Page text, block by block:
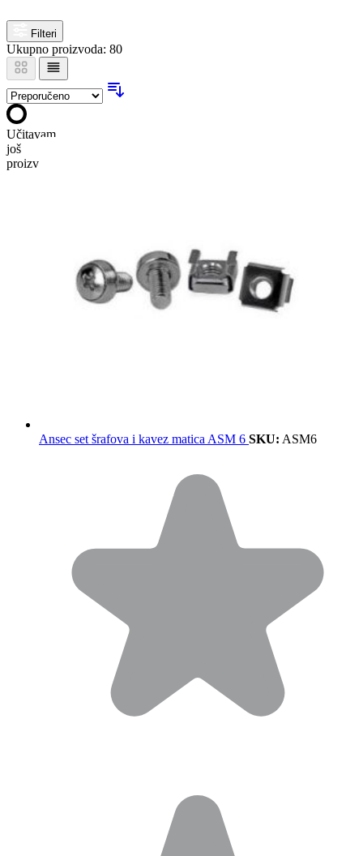
Filteri
Ukupno proizvoda: 80
Učitavam
još
proizvoda…
Ansec set šrafova i kavez matica ASM 6 SKU: ASM6